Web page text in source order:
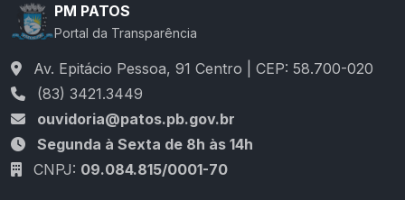
PM PATOS
Portal da Transparência
Av. Epitácio Pessoa, 91 Centro | CEP: 58.700-020
(83) 3421.3449
ouvidoria@patos.pb.gov.br
Segunda à Sexta de 8h às 14h
CNPJ: 09.084.815/0001-70